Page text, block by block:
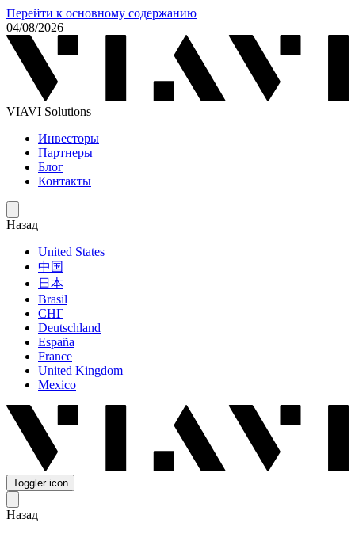
Перейти к основному содержанию
04/08/2026
VIAVI Solutions
Инвесторы
Партнеры
Блог
Контакты
Назад
United States
中国
日本
Brasil
СНГ
Deutschland
España
France
United Kingdom
Mexico
Toggler icon
Назад